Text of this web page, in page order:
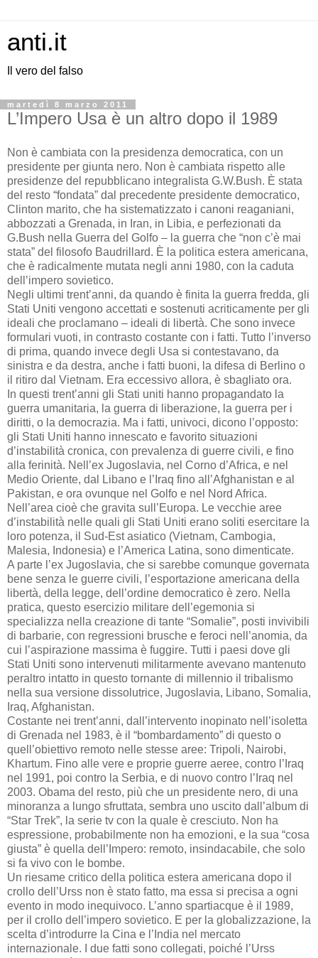
anti.it
Il vero del falso
martedì 8 marzo 2011
L’Impero Usa è un altro dopo il 1989
Non è cambiata con la presidenza democratica, con un
presidente per giunta nero. Non è cambiata rispetto alle
presidenze del repubblicano integralista G.W.Bush. È stata
del resto “fondata” dal precedente presidente democratico,
Clinton marito, che ha sistematizzato i canoni reaganiani,
abbozzati a Grenada, in Iran, in Libia, e perfezionati da
G.Bush nella Guerra del Golfo – la guerra che “non c’è mai
stata” del filosofo Baudrillard. È la politica estera americana,
che è radicalmente mutata negli anni 1980, con la caduta
dell’impero sovietico.
Negli ultimi trent’anni, da quando è finita la guerra fredda, gli
Stati Uniti vengono accettati e sostenuti acriticamente per gli
ideali che proclamano – ideali di libertà. Che sono invece
formulari vuoti, in contrasto costante con i fatti. Tutto l’inverso
di prima, quando invece degli Usa si contestavano, da
sinistra e da destra, anche i fatti buoni, la difesa di Berlino o
il ritiro dal Vietnam. Era eccessivo allora, è sbagliato ora.
In questi trent’anni gli Stati uniti hanno propagandato la
guerra umanitaria, la guerra di liberazione, la guerra per i
diritti, o la democrazia. Ma i fatti, univoci, dicono l’opposto:
gli Stati Uniti hanno innescato e favorito situazioni
d’instabilità cronica, con prevalenza di guerre civili, e fino
alla ferinità. Nell’ex Jugoslavia, nel Corno d’Africa, e nel
Medio Oriente, dal Libano e l’Iraq fino all’Afghanistan e al
Pakistan, e ora ovunque nel Golfo e nel Nord Africa.
Nell’area cioè che gravita sull’Europa. Le vecchie aree
d’instabilità nelle quali gli Stati Uniti erano soliti esercitare la
loro potenza, il Sud-Est asiatico (Vietnam, Cambogia,
Malesia, Indonesia) e l’America Latina, sono dimenticate.
A parte l’ex Jugoslavia, che si sarebbe comunque governata
bene senza le guerre civili, l’esportazione americana della
libertà, della legge, dell’ordine democratico è zero. Nella
pratica, questo esercizio militare dell’egemonia si
specializza nella creazione di tante “Somalie”, posti invivibili
di barbarie, con regressioni brusche e feroci nell’anomia, da
cui l’aspirazione massima è fuggire. Tutti i paesi dove gli
Stati Uniti sono intervenuti militarmente avevano mantenuto
peraltro intatto in questo tornante di millennio il tribalismo
nella sua versione dissolutrice, Jugoslavia, Libano, Somalia,
Iraq, Afghanistan.
Costante nei trent’anni, dall’intervento inopinato nell’isoletta
di Grenada nel 1983, è il “bombardamento” di questo o
quell’obiettivo remoto nelle stesse aree: Tripoli, Nairobi,
Khartum. Fino alle vere e proprie guerre aeree, contro l’Iraq
nel 1991, poi contro la Serbia, e di nuovo contro l’Iraq nel
2003. Obama del resto, più che un presidente nero, di una
minoranza a lungo sfruttata, sembra uno uscito dall’album di
“Star Trek”, la serie tv con la quale è cresciuto. Non ha
espressione, probabilmente non ha emozioni, e la sua “cosa
giusta” è quella dell’Impero: remoto, insindacabile, che solo
si fa vivo con le bombe.
Un riesame critico della politica estera americana dopo il
crollo dell’Urss non è stato fatto, ma essa si precisa a ogni
evento in modo inequivoco. L’anno spartiacque è il 1989,
per il crollo dell’impero sovietico. E per la globalizzazione, la
scelta d’introdurre la Cina e l’India nel mercato
internazionale. I due fatti sono collegati, poiché l’Urss